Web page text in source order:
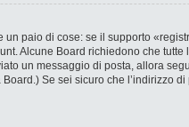
paio di cose: se il supporto
Alcune Board richiedono che
un messaggio di posta, allora
Se sei sicuro che l’indirizzo